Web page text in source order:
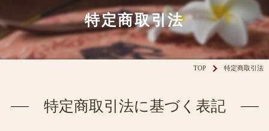
特定商取引法
TOP 特定商取引法
特定商取引法に基づく表記